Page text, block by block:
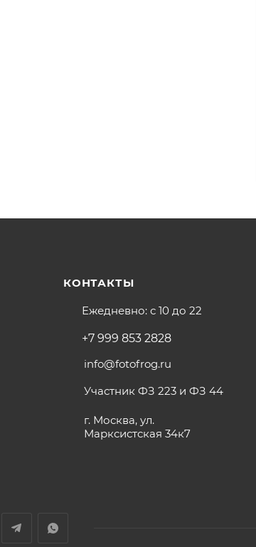
КОНТАКТЫ
Ежедневно: с 10 до 22
+7 999 853 2828
info@fotofrog.ru
Участник ФЗ 223 и ФЗ 44
г. Москва, ул.
Марксистская 34к7